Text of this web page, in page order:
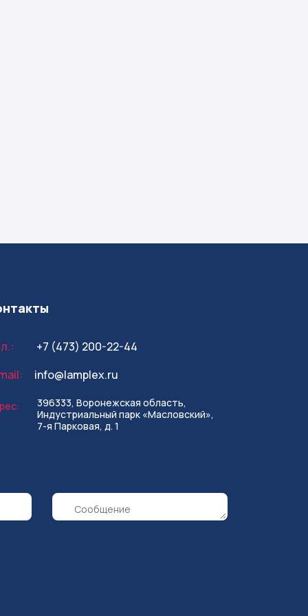
+7 (473) 200-22-44
info@lamplex.ru
396333, Воронежская область,
Индустриальный парк «Масловский»,
7-я Парковая, д. 1